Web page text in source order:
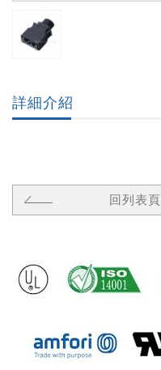
詳細介紹
回列表頁